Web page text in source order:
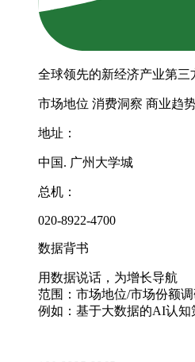
全球领先的新经济产业第三
市场地位 消费洞察 商业趋
地址：
中国. 广州大学城
总机：
020-8922-4700
数据背书
用数据说话，为增长导航
范围：市场地位/市场份额
例如：基于大数据的AI认知